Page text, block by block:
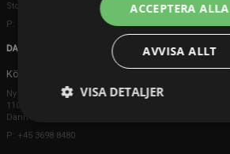
Storbritannien
P: +44 203 608 8181
DANMARK
Köpenhamn
Ny Østergade 20
1101 København K
Danmark
P: +45 3698 8480
ACCEPTERA ALLA
AVVISA ALLT
VISA DETALJER